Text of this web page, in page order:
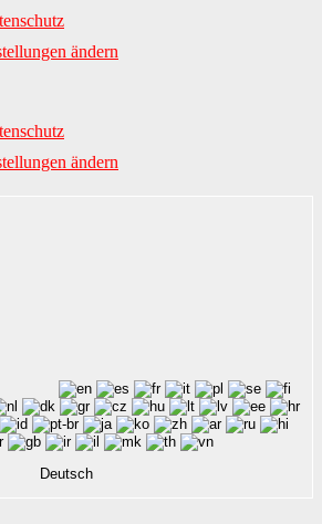
ändern
ändern
Deutsch